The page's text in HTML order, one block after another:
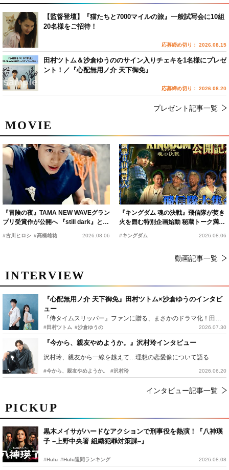
PICKUP
黒木メイサがハードなアクションで刑事役を熱演！『八神瑛
子 –上野中央署 組織犯罪対策課–』
#Hulu #Hulu週間ランキング 2026.08.08
MOVIE
『冒険の夜』TAMA NEW WAVEグラン
プリ受賞作が公開へ 『still dark』と同
時上映決定
#古川ヒロシ #髙橋雄祐 2026.08.06
『キングダム 魂の決戦』飛信隊が焚き
火を囲む特別企画始動 秘蔵トーク満載
の“キングダムキャンプ”開催
#キングダム 2026.08.06
動画記事一覧
INTERVIEW
『心配無用ノ介 天下御免』田村ツトム×沙倉ゆうのインタビ
ュー
『侍タイムスリッパー』ファンに贈る、まさかのドラマ化！田村ツトム×沙倉ゆうのが語る『心配無用ノ介』撮影秘話
#田村ツトム #沙倉ゆうの 2026.07.30
『今から、親友やめようか。』沢村玲インタビュー
沢村玲、親友から一線を越えて…理想の恋愛像について語る
#今から、親友やめようか。 #沢村玲 2026.06.20
インタビュー記事一覧
【監督登壇】『猫たちと7000マイルの旅』一般試写会に10組
20名様をご招待！
応募締め切り： 2026.08.15
田村ツトム＆沙倉ゆうののサイン入りチェキを1名様にプレゼ
ント！／『心配無用ノ介 天下御免』
応募締め切り： 2026.08.20
プレゼント記事一覧